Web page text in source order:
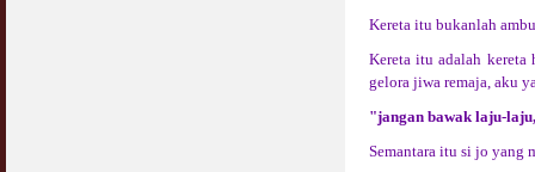
Kereta itu bukanlah
Kereta itu adalah
gelora jiwa remaja, aku
"jangan bawak laju-
Semantara itu si jo yang